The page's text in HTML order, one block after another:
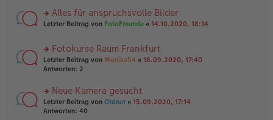
tr
a
e
n
ei
tr
a
n
g
es
e
n
er
ei
tr
a
rs
u
n
g
es
e
n
er
Alles für anspruchsvolle Bilder
Letzter Beitrag von FotoFreunde « 14.10.2020, 18:14
rs
te
n
g
el
Fotokurse Raum Frankfurt
Letzter Beitrag von Monika54 « 16.09.2020, 17:40
Antworten: 2
rs
te
Neue Kamera gesucht
Letzter Beitrag von Oldnat « 15.09.2020, 17:14
Antworten: 40